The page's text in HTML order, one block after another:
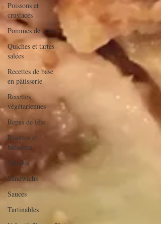
Poissons et
crustacés
Pommes de terre
Quiches et tartes
salées
Recettes de base
en pâtisserie
Recettes
végétariennes
Repas de fête
Risottos et
blésottos
Salades
Sandwichs
Sauces
Tartinables
Veloutés/Soupes/Potages